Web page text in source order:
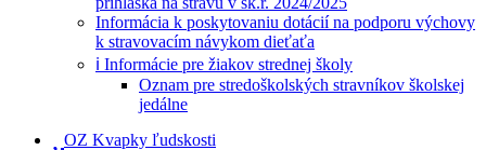
Informácia k poskytovaniu dotácií na podporu výchovy
k stravovacím návykom dieťaťa
ℹ️ Informácie pre žiakov strednej školy
Oznam pre stredoškolských stravníkov školskej
jedálne
OZ Kvapky ľudskosti